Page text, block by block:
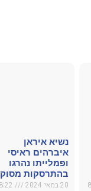
נשיא איראן
איברהים ראיסי
ופמלייתו נהרגו
בהתרסקות מסוק
20 במאי 2024